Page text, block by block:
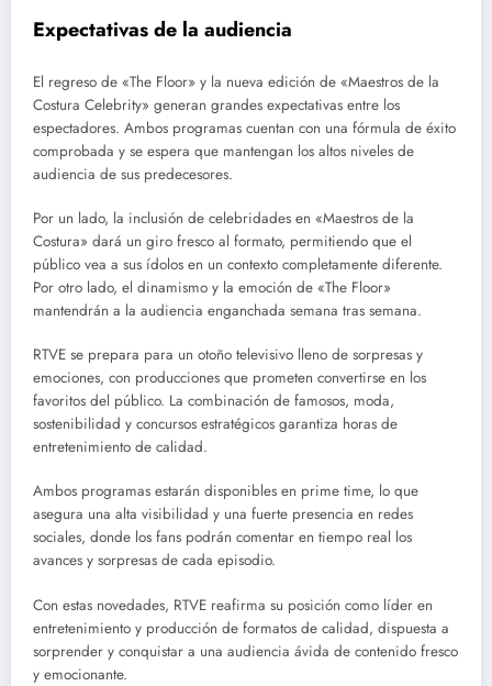
Expectativas de la audiencia
El regreso de «The Floor» y la nueva edición de «Maestros de la
Costura Celebrity» generan grandes expectativas entre los
espectadores. Ambos programas cuentan con una fórmula de éxito
comprobada y se espera que mantengan los altos niveles de
audiencia de sus predecesores.
Por un lado, la inclusión de celebridades en «Maestros de la
Costura» dará un giro fresco al formato, permitiendo que el
público vea a sus ídolos en un contexto completamente diferente.
Por otro lado, el dinamismo y la emoción de «The Floor»
mantendrán a la audiencia enganchada semana tras semana.
RTVE se prepara para un otoño televisivo lleno de sorpresas y
emociones, con producciones que prometen convertirse en los
favoritos del público. La combinación de famosos, moda,
sostenibilidad y concursos estratégicos garantiza horas de
entretenimiento de calidad.
Ambos programas estarán disponibles en prime time, lo que
asegura una alta visibilidad y una fuerte presencia en redes
sociales, donde los fans podrán comentar en tiempo real los
avances y sorpresas de cada episodio.
Con estas novedades, RTVE reafirma su posición como líder en
entretenimiento y producción de formatos de calidad, dispuesta a
sorprender y conquistar a una audiencia ávida de contenido fresco
y emocionante.